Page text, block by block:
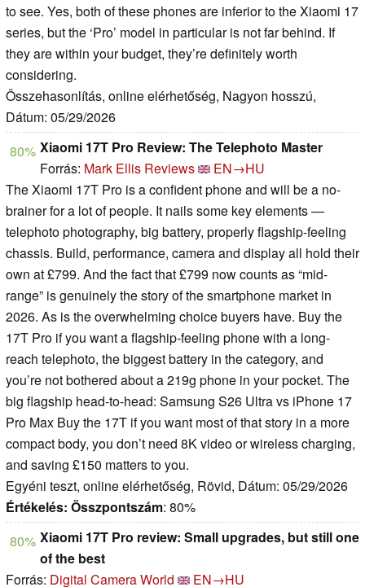
to see. Yes, both of these phones are inferior to the Xiaomi 17
series, but the ‘Pro’ model in particular is not far behind. If
they are within your budget, they’re definitely worth
considering.
Összehasonlítás, online elérhetőség, Nagyon hosszú,
Dátum: 05/29/2026
80% Xiaomi 17T Pro Review: The Telephoto Master
Forrás: Mark Ellis Reviews
EN→HU
The Xiaomi 17T Pro is a confident phone and will be a no-
brainer for a lot of people. It nails some key elements —
telephoto photography, big battery, properly flagship-feeling
chassis. Build, performance, camera and display all hold their
own at £799. And the fact that £799 now counts as “mid-
range” is genuinely the story of the smartphone market in
2026. As is the overwhelming choice buyers have. Buy the
17T Pro if you want a flagship-feeling phone with a long-
reach telephoto, the biggest battery in the category, and
you’re not bothered about a 219g phone in your pocket. The
big flagship head-to-head: Samsung S26 Ultra vs iPhone 17
Pro Max Buy the 17T if you want most of that story in a more
compact body, you don’t need 8K video or wireless charging,
and saving £150 matters to you.
Egyéni teszt, online elérhetőség, Rövid, Dátum: 05/29/2026
Értékelés: Összpontszám: 80%
80% Xiaomi 17T Pro review: Small upgrades, but still one
of the best
Forrás: Digital Camera World
EN→HU